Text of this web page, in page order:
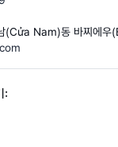
(Cửa Nam)동 바찌에
: